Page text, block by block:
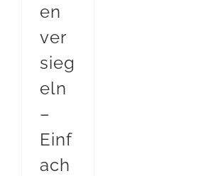
en
ver
sieg
eln
–
Einf
ach